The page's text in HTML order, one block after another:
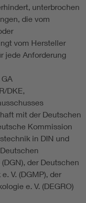
unterbrochen
die vom
vom Hersteller
jede Anforderung
DKE,
mit der Deutschen
Kommission
in DIN und
der Deutschen
V. (DGMP), der
e. V. (DEGRO)